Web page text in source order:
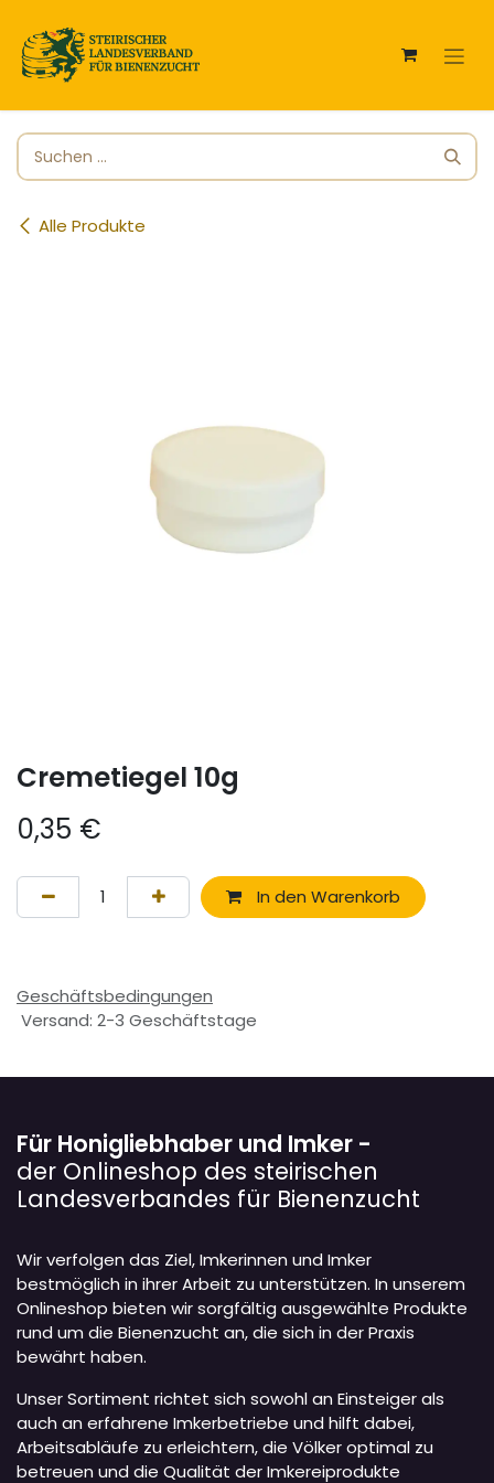
Alle Produkte
Cremetiegel 10g
0,35 €
In den Warenkorb
Geschäftsbedingungen
Versand: 2-3 Geschäftstage
Für Honigliebhaber und Imker -
der Onlineshop des steirischen
Landesverbandes für Bienenzucht
Wir verfolgen das Ziel, Imkerinnen und Imker
bestmöglich in ihrer Arbeit zu unterstützen. In unserem
Onlineshop bieten wir sorgfältig ausgewählte Produkte
rund um die Bienenzucht an, die sich in der Praxis
bewährt haben.
Unser Sortiment richtet sich sowohl an Einsteiger als
auch an erfahrene Imkerbetriebe und hilft dabei,
Arbeitsabläufe zu erleichtern, die Völker optimal zu
betreuen und die Qualität der Imkereiprodukte